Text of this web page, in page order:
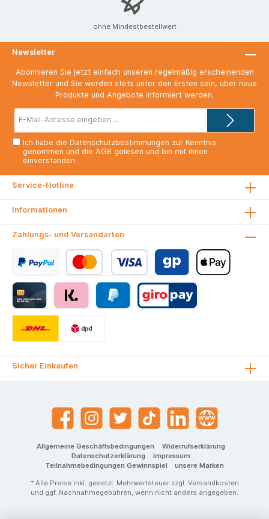
ohne Mindestbestellwert
Newsletter
Abonnieren Sie jetzt einfach unseren regelmäßig erscheinenden
Newsletter und Sie werden stets unter den Ersten sein, über neue
Produkte und Angebote informiert werden.
Mail-
Ich habe die Datenschutzbestimmungen zur Kenntnis
genommen und die AGB gelesen und bin mit ihnen
einverstanden.
Service-Hotline
Informationen
Zahlungs- und Versandarten
Sicher Einkaufen
Allgemeine Geschäftsbedingungen
Widerrufserklärung
Datenschutzerklärung
Impressum
Teilnahmebedingungen Gewinnspiel
unsere Marken
* Alle Preise inkl. gesetzl. Mehrwertsteuer zzgl. Versandkosten
und ggf. Nachnahmegebühren, wenn nicht anders angegeben.